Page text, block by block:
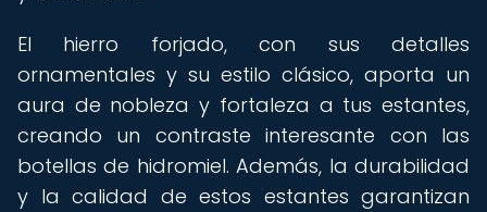
El hierro forjado, con sus detalles
ornamentales y su estilo clásico, aporta un
aura de nobleza y fortaleza a tus estantes,
creando un contraste interesante con las
botellas de hidromiel. Además, la durabilidad
y la calidad de estos estantes garantizan